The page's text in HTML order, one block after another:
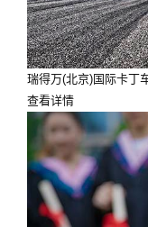
瑞得万(北京)国际卡丁
查看详情